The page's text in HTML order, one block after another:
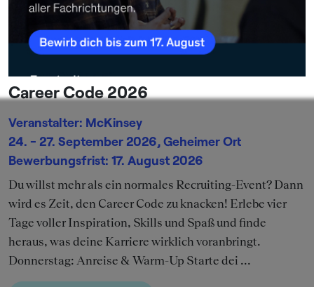
Career Code 2026
Veranstalter: McKinsey
24. - 27. September 2026, Geheimer Ort
Bewerbungsfrist: 17. August 2026
Du willst mehr als ein normales Recruiting-Event? Dann
wird es Zeit, den Career Code zu knacken! Erlebe vier
Tage voller Inspiration, Skills und Spaß und finde
heraus, was deine Karriere wirklich voranbringt.
Donnerstag: Anreise & Warm-Up Starte dei ...